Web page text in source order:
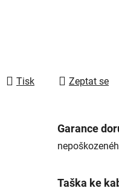
Tisk Zeptat se
Garance
Taška ke